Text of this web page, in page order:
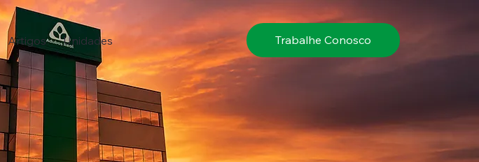
Artigos Unidades Trabalhe Conosco